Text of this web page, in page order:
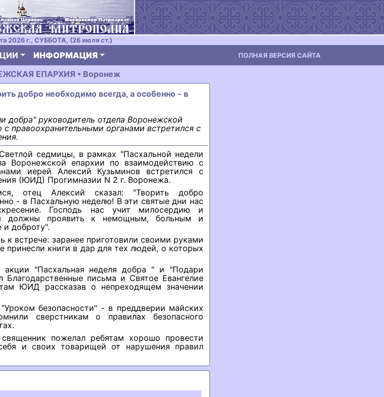
2026 г., СУББОТА, (26 июля ст.)
ИНФОРМАЦИЯ ПОЛНАЯ ВЕРСИЯ САЙТА
ЕПАРХИЯ • Воронеж
добро необходимо всегда, а особенно - в
добра" руководитель отдела Воронежской
правоохранительными органами встретился с
седмицы, в рамках "Пасхальной недели
Воронежской епархии по взаимодействию с
иерей Алексий Кузьминов встретился с
(ЮИД) Прогимназии N 2 г. Воронежа.
отец Алексий сказал: "Творить добро
- в Пасхальную неделю! В эти святые дни нас
Господь нас учит милосердию и
должны проявить к немощным, больным и
доброту".
встрече: заранее приготовили своими руками
принесли книги в дар для тех людей, о которых
акции "Пасхальная неделя добра " и "Подари
Благодарственные письма и Святое Евангелие
ЮИД рассказав о непреходящем значении
безопасности" - в преддверии майских
сверстникам о правилах безопасного
пожелал ребятам хорошо провести
и своих товарищей от нарушения правил